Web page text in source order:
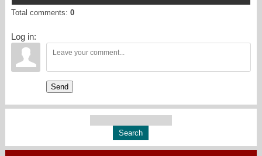
Total comments: 0
Log in:
Send